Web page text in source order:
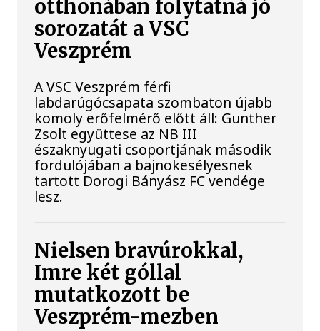
otthonában folytatná jó
sorozatát a VSC
Veszprém
A VSC Veszprém férfi
labdarúgócsapata szombaton újabb
komoly erőfelmérő előtt áll: Gunther
Zsolt együttese az NB III
északnyugati csoportjának második
fordulójában a bajnokesélyesnek
tartott Dorogi Bányász FC vendége
lesz.
Nielsen bravúrokkal,
Imre két góllal
mutatkozott be
Veszprém-mezben